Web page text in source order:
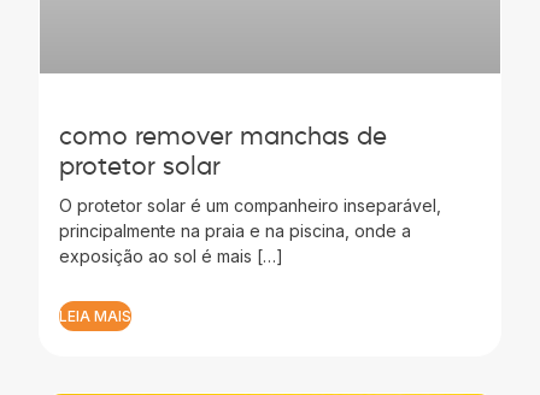
como remover manchas de
protetor solar
O protetor solar é um companheiro inseparável,
principalmente na praia e na piscina, onde a
exposição ao sol é mais […]
LEIA MAIS